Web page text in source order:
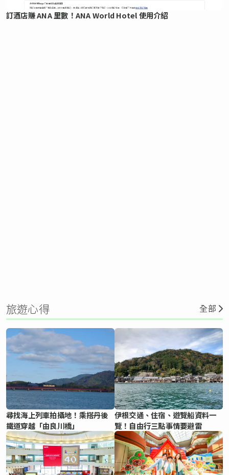
訂酒店賺 ANA 里數！ANA World Hotel 使用介紹
旅遊心得 全部
尋找海上列車拍攝地！乘搭丹後
鐵道穿越「由良川橋」
伊根交通、住宿、遊覽船資料一
覽！自由行三點事情要避雷